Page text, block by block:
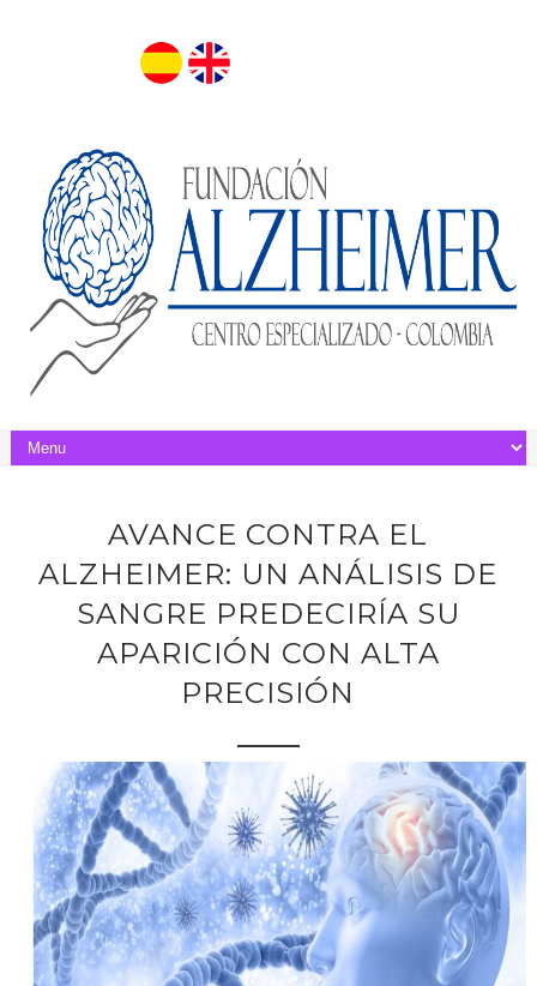
AVANCE CONTRA EL
ALZHEIMER: UN ANÁLISIS DE
SANGRE PREDECIRÍA SU
APARICIÓN CON ALTA
PRECISIÓN